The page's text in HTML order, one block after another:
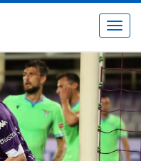
Toggle